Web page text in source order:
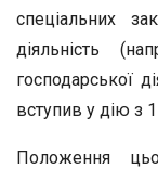
спеціальних
діяльність
господарської
вступив у дію з
Положення